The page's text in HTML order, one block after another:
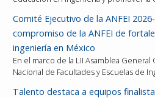
Comité Ejecutivo de la ANFEI
compromiso de la ANFEI de
ingeniería en México
En el marco de la LII Asamblea
Nacional de Facultades y Escuelas de
Talento destaca a equipos